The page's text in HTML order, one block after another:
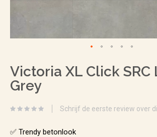
naar
het
de
Victoria XL Click SRC
Grey
Schrijf de eerste review over
✅ Trendy betonlook